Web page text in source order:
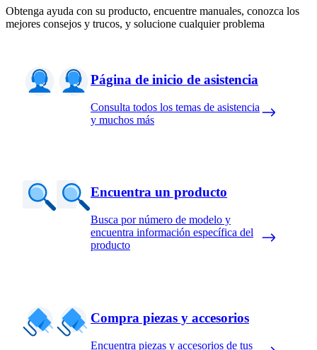
Obtenga ayuda con su producto, encuentre manuales, conozca los
mejores consejos y trucos, y solucione cualquier problema
Página de inicio de asistencia
Consulta todos los temas de asistencia
y muchos más
Encuentra un producto
Busca por número de modelo y
encuentra información específica del
producto
Compra piezas y accesorios
Encuentra piezas y accesorios de tus